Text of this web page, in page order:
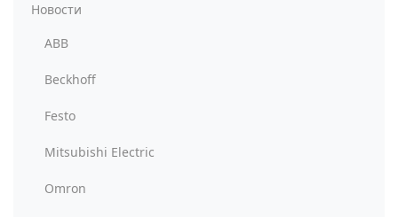
Новости
ABB
Beckhoff
Festo
Mitsubishi Electric
Omron